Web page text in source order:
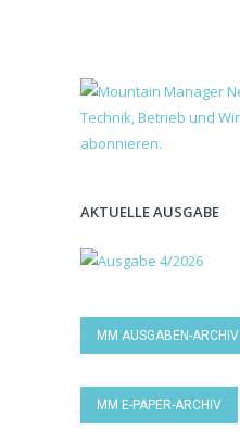
AKTUELLE AUSGABE
MM AUSGABEN-ARCHIV
MM E-PAPER-ARCHIV